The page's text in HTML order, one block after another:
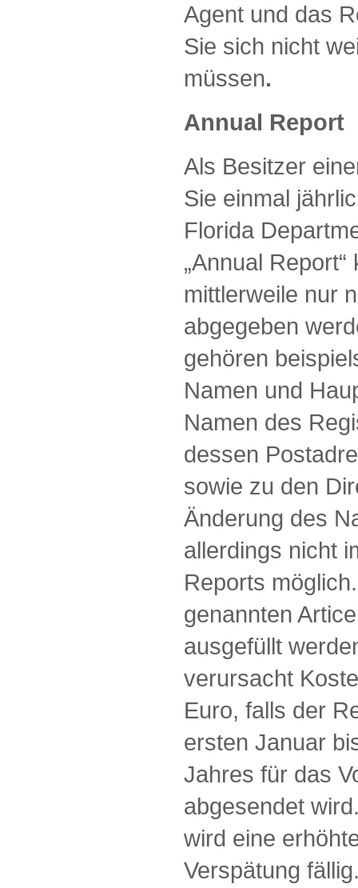
Agent und das
Sie sich nicht
müssen.
Annual Report
Als Besitzer
Sie einmal
Florida
„Annual
mittlerweile nur
abgegeben
gehören
Namen und
Namen des
dessen
sowie zu den
Änderung des
allerdings nicht
Reports
genannten
ausgefüllt
verursacht
Euro, falls der
ersten Januar
Jahres für das
abgesendet
wird eine
Verspätung